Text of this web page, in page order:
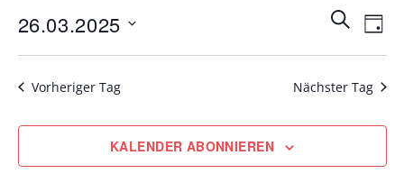
März
2025
SUCHE
TAG
26.03.2025
Vorheriger Tag
Nächster Tag
KALENDER ABONNIEREN